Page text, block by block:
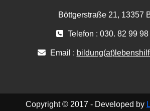
Böttgerstraße 21, 13357
Telefon : 030. 82 99
Email :
Copyright © 2017 - Developed by